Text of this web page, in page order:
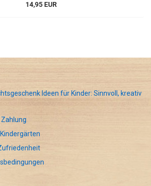
14,95 EUR
Ideen für Kinder: Sinnvoll, kreativ